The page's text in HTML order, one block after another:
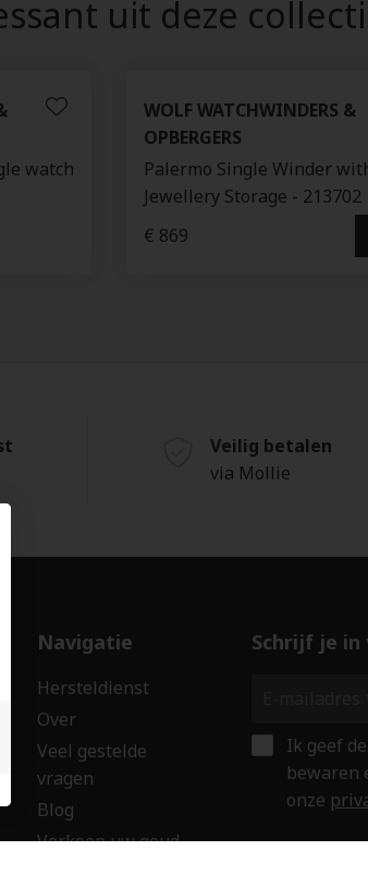
uit deze
watch
WOLF WATCHWINDERS &
OPBERGERS
Palermo Single Winder
Jewellery Storage - 213702
€ 869
Veilig betalen
via Mollie
Navigatie
Hersteldienst
Over
Veel gestelde
vragen
Blog
Verkoop uw goud
Schrijf je in
Ik geef
bewaren
onze